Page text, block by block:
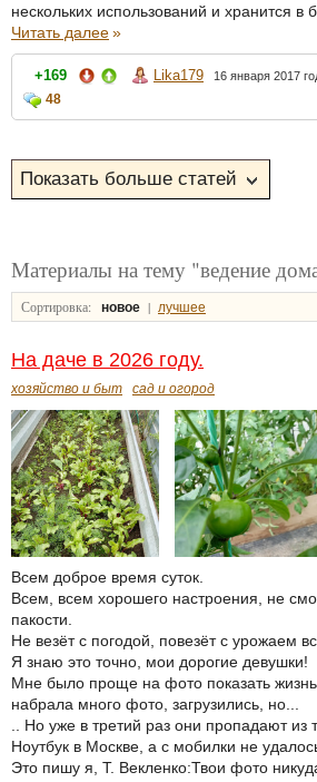
нескольких использований и хранится в
Читать далее»
+169 Lika179 16 января 2017
48
Материалы на тему "ведение
Сортировка: новое | лучшее
На даче в 2026 году.
хозяйство и быт сад и огород
Всем доброе время суток.
Всем, всем хорошего настроения, не
пакости.
Не везёт с погодой, повезёт с урожаем
Я знаю это точно, мои дорогие девушки!
Мне было проще на фото показать
набрала много фото, загрузились, но...
.. Но уже в третий раз они пропадают из
Ноутбук в Москве, а с мобилки не
Это пишу я, Т. Векленко:Твои фото